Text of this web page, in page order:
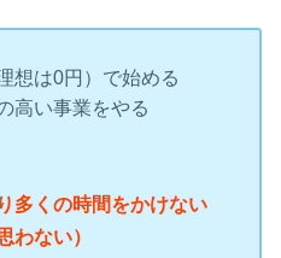
想は0円）で始める
高い事業をやる
多くの時間をかけない
わない）